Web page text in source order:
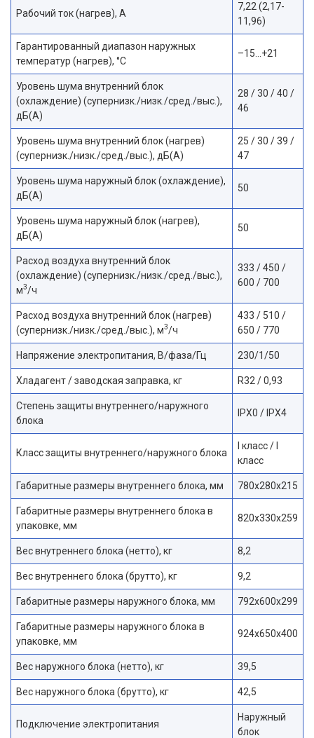
Рабочий ток (нагрев), А
7,22 (2,17-
11,96)
Гарантированный диапазон наружных
температур (нагрев), °С
–15…+21
Уровень шума внутренний блок
(охлаждение) (супернизк./низк./сред./выс.),
дБ(A)
28 / 30 / 40 /
46
Уровень шума внутренний блок (нагрев)
(супернизк./низк./сред./выс.), дБ(А)
25 / 30 / 39 /
47
Уровень шума наружный блок (охлаждение),
дБ(А)
50
Уровень шума наружный блок (нагрев),
дБ(А)
50
Расход воздуха внутренний блок
(охлаждение) (супернизк./низк./сред./выс.),
м3/ч
333 / 450 /
600 / 700
Расход воздуха внутренний блок (нагрев)
(супернизк./низк./сред./выс.), м3/ч
433 / 510 /
650 / 770
Напряжение электропитания, В/фаза/Гц 230/1/50
Хладагент / заводская заправка, кг R32 / 0,93
Степень защиты внутреннего/наружного
блока
IPX0 / IPX4
Класс защиты внутреннего/наружного блока
I класс / I
класс
Габаритные размеры внутреннего блока, мм 780x280x215
Габаритные размеры внутреннего блока в
упаковке, мм
820x330x259
Вес внутреннего блока (нетто), кг 8,2
Вес внутреннего блока (брутто), кг 9,2
Габаритные размеры наружного блока, мм 792x600x299
Габаритные размеры наружного блока в
упаковке, мм
924x650x400
Вес наружного блока (нетто), кг 39,5
Вес наружного блока (брутто), кг 42,5
Подключение электропитания
Наружный
блок